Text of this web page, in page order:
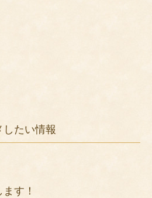
たい情報
す！